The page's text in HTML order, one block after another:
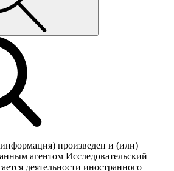
произведен и (или)
агентом Исследовательский
деятельности иностранного